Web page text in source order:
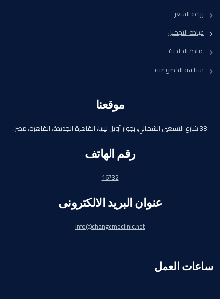
زراعة الشعر
عيادة التجميل
عيادة الجلدية
سياسة الخصوصية
موقعنا
38 شارع التسعين الشمالي، بجوار أويل ليبيا، القاهرة الجديدة، القاهرة، مصر.
رقم الهاتف
16732
عنوان البريد الالكترونى
info@changemeclinic.net
ساعات العمل